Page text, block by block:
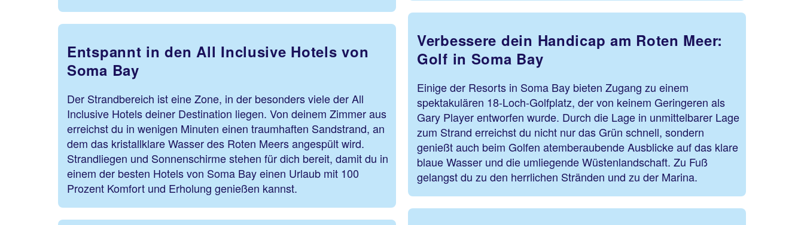
Entspannt in den All Inclusive Hotels von
Soma Bay
Der Strandbereich ist eine Zone, in der besonders viele der All
Inclusive Hotels deiner Destination liegen. Von deinem Zimmer aus
erreichst du in wenigen Minuten einen traumhaften Sandstrand, an
dem das kristallklare Wasser des Roten Meers angespült wird.
Strandliegen und Sonnenschirme stehen für dich bereit, damit du in
einem der besten Hotels von Soma Bay einen Urlaub mit 100
Prozent Komfort und Erholung genießen kannst.
Verbessere dein Handicap am Roten Meer:
Golf in Soma Bay
Einige der Resorts in Soma Bay bieten Zugang zu einem
spektakulären 18-Loch-Golfplatz, der von keinem Geringeren als
Gary Player entworfen wurde. Durch die Lage in unmittelbarer Lage
zum Strand erreichst du nicht nur das Grün schnell, sondern
genießt auch beim Golfen atemberaubende Ausblicke auf das klare
blaue Wasser und die umliegende Wüstenlandschaft. Zu Fuß
gelangst du zu den herrlichen Stränden und zu der Marina.